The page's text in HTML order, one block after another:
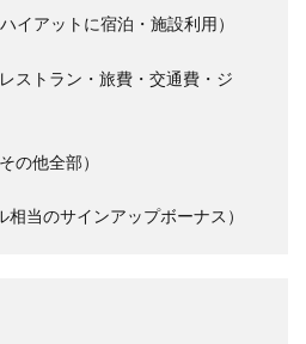
イアットに宿泊・施設利用）
ストラン・旅費・交通費・ジ
の他全部）
当のサインアップボーナス）